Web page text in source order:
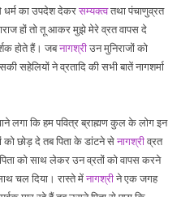
धर्म का उपदेश देकरसम्यक्त्वतथा पंचाणुव्रत
हों तो तू आकर मुझे मेरे व्रत वापस दे
होते हैं। जबनागश्रीउन मुनिराजों को
सहेलियों ने व्रतादि की सभी बातें नागशर्मा
लगा कि हम पवित्र ब्राह्मण कुल के लोग इन
को छोड़ दे तब पिता के डांटने सेनागश्रीव्रत
को साथ लेकर उन व्रतों को वापस करने
चल दिया। रास्ते मेंनागश्रीने एक जगह